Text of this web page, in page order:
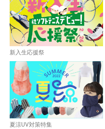
お買い物を続ける
新入生応援祭
夏涼UV対策特集